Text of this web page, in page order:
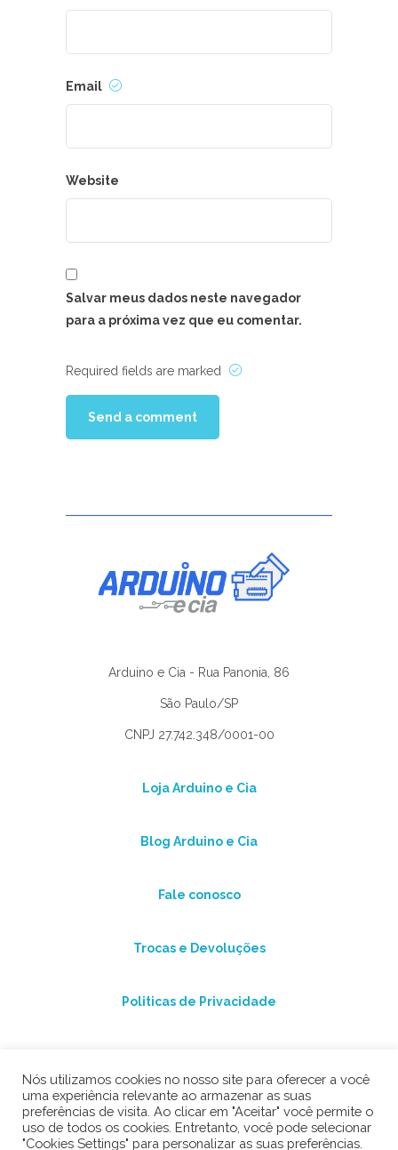
Email
Website
Salvar meus dados neste navegador
para a próxima vez que eu comentar.
Required fields are marked
Arduino e Cia - Rua Panonia, 86
São Paulo/SP
CNPJ 27.742.348/0001-00
Loja Arduino e Cia
Blog Arduino e Cia
Fale conosco
Trocas e Devoluções
Politicas de Privacidade
Nós utilizamos cookies no nosso site para oferecer a você
uma experiência relevante ao armazenar as suas
preferências de visita. Ao clicar em "Aceitar" você permite o
uso de todos os cookies. Entretanto, você pode selecionar
"Cookies Settings" para personalizar as suas preferências.